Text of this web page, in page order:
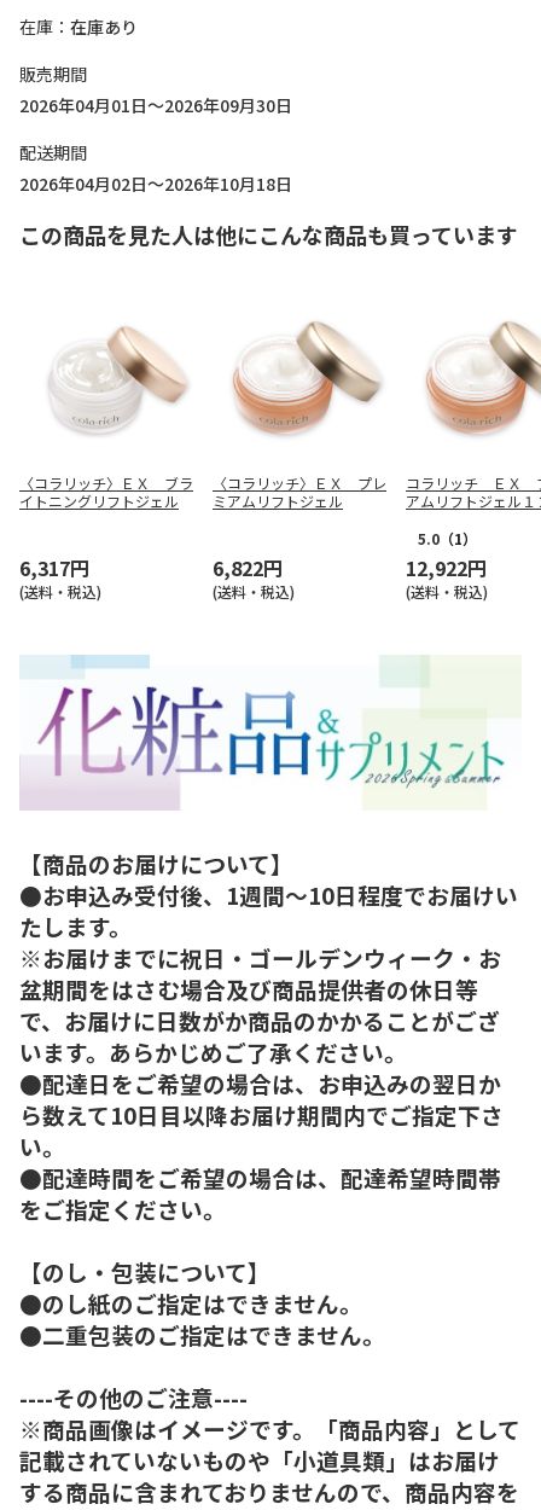
在庫
在庫あり
販売期間
2026年04月01日～2026年09月30日
配送期間
2026年04月02日～2026年10月18日
この商品を見た人は他にこんな商品も買っています
〈コラリッチ〉ＥＸ ブラ
イトニングリフトジェル
6,317円
(送料・税込)
〈コラリッチ〉ＥＸ プレ
ミアムリフトジェル
6,822円
(送料・税込)
コラリッチ ＥＸ
アムリフトジェル１
ェル ミニ（２０ｇ
5.0 （1）
12,922円
(送料・税込)
【商品のお届けについて】
●お申込み受付後、1週間～10日程度でお届けい
たします。
※お届けまでに祝日・ゴールデンウィーク・お
盆期間をはさむ場合及び商品提供者の休日等
で、お届けに日数がか商品のかかることがござ
います。あらかじめご了承ください。
●配達日をご希望の場合は、お申込みの翌日か
ら数えて10日目以降お届け期間内でご指定下さ
い。
●配達時間をご希望の場合は、配達希望時間帯
をご指定ください。
【のし・包装について】
●のし紙のご指定はできません。
●二重包装のご指定はできません。
----その他のご注意----
※商品画像はイメージです。「商品内容」として
記載されていないものや「小道具類」はお届け
する商品に含まれておりませんので、商品内容を